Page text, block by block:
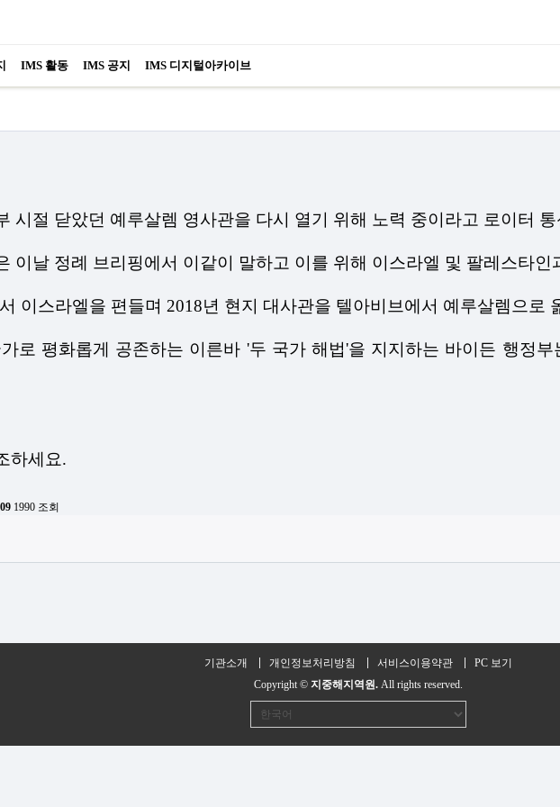
IMS 활동 IMS 공지 IMS 디지털아카이브
시절 닫았던 예루살렘 영사관을 다시 열기 위해 노력 중이라고 로이터 통
이날 정례 브리핑에서 이같이 말하고 이를 위해 이스라엘 및 팔레스타인
이스라엘을 편들며 2018년 현지 대사관을 텔아비브에서 예루살렘으로
로 평화롭게 공존하는 이른바 '두 국가 해법'을 지지하는 바이든 행정
하세요.
1990 조회
기관소개 개인정보처리방침 서비스이용약관
PC 보기
Copyright © 지중해지역원. All rights reserved.